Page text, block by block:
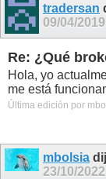
tradersan
09/04/2019
Re: ¿Qué
Hola, yo
me está
Última edición por
mbolsia
23/10/2022